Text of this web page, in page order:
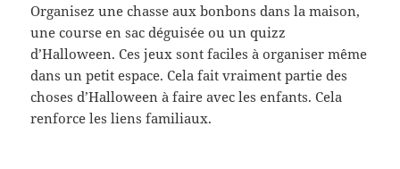
Organisez une chasse aux bonbons dans la maison,
une course en sac déguisée ou un quizz
d’Halloween. Ces jeux sont faciles à organiser même
dans un petit espace. Cela fait vraiment partie des
choses d’Halloween à faire avec les enfants. Cela
renforce les liens familiaux.